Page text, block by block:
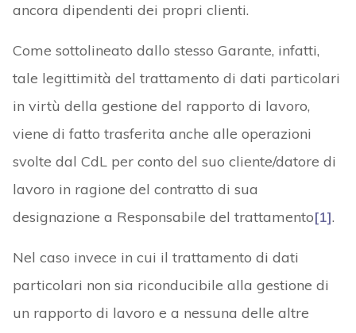
ancora dipendenti dei propri clienti.
Come sottolineato dallo stesso Garante, infatti,
tale legittimità del trattamento di dati particolari
in virtù della gestione del rapporto di lavoro,
viene di fatto trasferita anche alle operazioni
svolte dal CdL per conto del suo cliente/datore di
lavoro in ragione del contratto di sua
designazione a Responsabile del trattamento[1].
Nel caso invece in cui il trattamento di dati
particolari non sia riconducibile alla gestione di
un rapporto di lavoro e a nessuna delle altre